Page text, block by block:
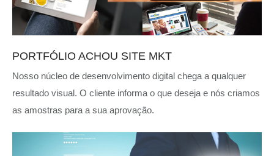
PORTFÓLIO ACHOU SITE MKT
Nosso núcleo de desenvolvimento digital chega a qualquer
resultado visual. O cliente informa o que deseja e nós criamos
as amostras para a sua aprovação.